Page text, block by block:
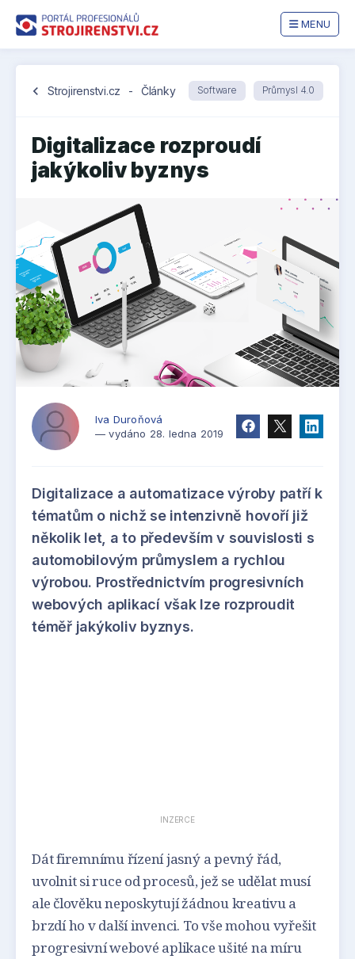
MENU
chevron_left Strojirenstvi.cz - Články Software Průmysl 4.0
Digitalizace rozproudí
jakýkoliv byznys
Iva Duroňová
— vydáno 28. ledna 2019
Digitalizace a automatizace výroby patří k
tématům o nichž se intenzivně hovoří již
několik let, a to především v souvislosti s
automobilovým průmyslem a rychlou
výrobou. Prostřednictvím progresivních
webových aplikací však lze rozproudit
téměř jakýkoliv byznys.
INZERCE
Dát firemnímu řízení jasný a pevný řád,
uvolnit si ruce od procesů, jež se udělat musí
ale člověku neposkytují žádnou kreativu a
brzdí ho v další invenci. To vše mohou vyřešit
progresivní webové aplikace ušité na míru